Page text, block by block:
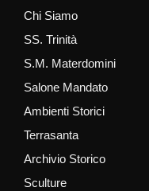
Chi Siamo
SS. Trinità
S.M. Materdomini
Salone Mandato
Ambienti Storici
Terrasanta
Archivio Storico
Sculture